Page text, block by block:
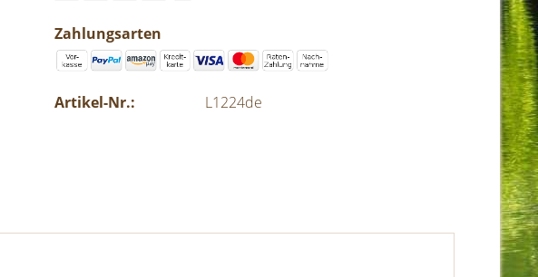
Zahlungsarten
Artikel-Nr.: L1224de